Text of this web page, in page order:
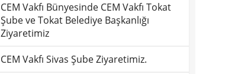
CEM Vakfı Bünyesinde CEM Vakfı Tokat
Şube ve Tokat Belediye Başkanlığı
Ziyaretimiz
CEM Vakfı Sivas Şube Ziyaretimiz.